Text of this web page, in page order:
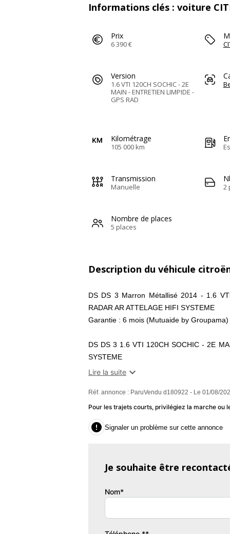
Informations clés : voiture
Prix
6 390 €
Version
1.6 VTI 120CH SOCHIC - 2E
MAIN - ENTRETIEN LIMPIDE -
GPS RAD
Kilométrage
105 000 km
Transmission
Manuelle 2
Nombre de places
5 places
Description du véhicule
DS DS 3 Marron Métallisé 2014 - 1.6
RADAR AR ATTELAGE HIFI SYSTEME
Garantie : 6 mois (Mutuaide by Groupama)
DS DS 3 1.6 VTI 120CH SOCHIC - 2E
SYSTEME
- Nombre de rapports : 5
- Nombre de places : 5
- Kilométrage garanti : NON
- Emission co2 : 132
-Attelage
- Jantes alu
- Phares AV de jour à LED
- Peinture métallisée
Lire la suite 
Réf. annonce : ParuVendu d180922 - Le 01/08/
Pour les trajets courts, privilégiez la marche ou
 Signaler un problème sur cette annonce
Je souhaite être
Nom*